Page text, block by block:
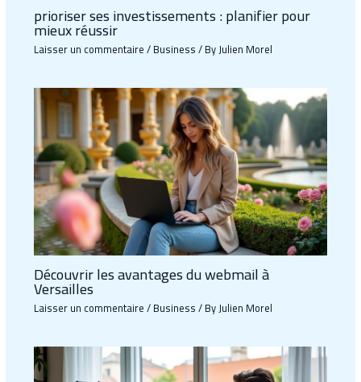
prioriser ses investissements : planifier pour
mieux réussir
Laisser un commentaire/Business/ ByJulien Morel
Découvrir les avantages du webmail à
Versailles
Laisser un commentaire/Business/ ByJulien Morel